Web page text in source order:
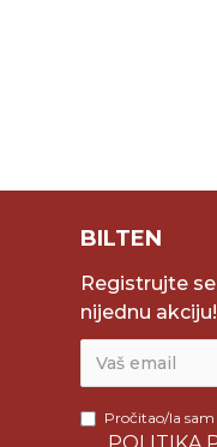
BILTEN
Registrujte
nijednu akciju!
Pročitao/la sam